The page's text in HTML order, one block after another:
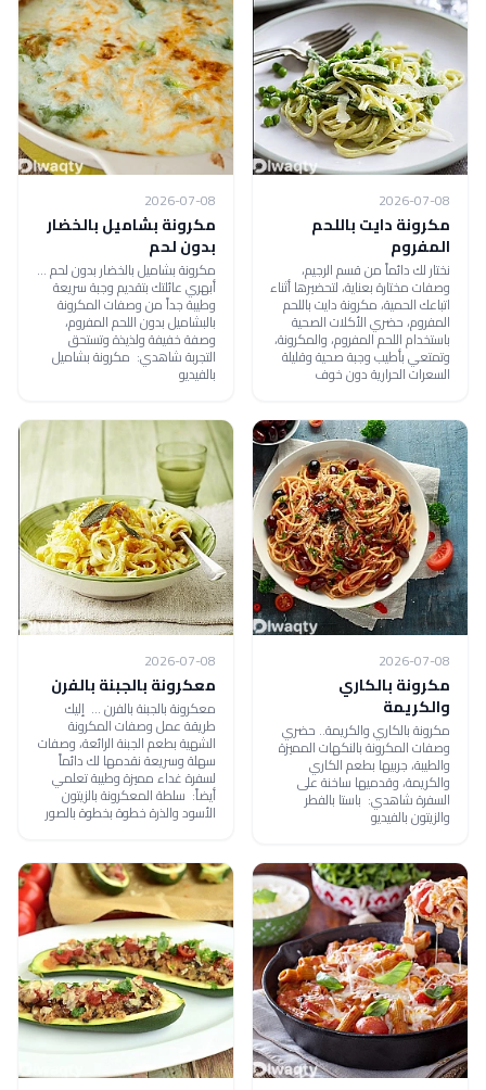
2026-07-08
مكرونة دايت باللحم
المفروم
نختار لك دائماً من قسم الرجيم،
وصفات مختارة بعناية، لتحضيرها أثناء
اتباعك الحمية، مكرونة دايت باللحم
المفروم، حضري الأكلات الصحية
باستخدام اللحم المفروم، والمكرونة،
وتمتعي بأطيب وجبة صحية وقليلة
السعرات الحرارية دون خوف
2026-07-08
مكرونة بشاميل بالخضار
بدون لحم
مكرونة بشاميل بالخضار بدون لحم ...
أبهري عائلتك بتقديم وجبة سريعة
وطيبة جداً من وصفات المكرونة
بالبشاميل بدون اللحم المفروم،
وصفة خفيفة ولذيذة وتستحق
التجربة شاهدي: مكرونة بشاميل
بالفيديو
2026-07-08
مكرونة بالكاري
والكريمة
مكرونة بالكاري والكريمة.. حضري
وصفات المكرونة بالنكهات المميزة
والطيبة، جربيها بطعم الكاري
والكريمة، وقدميها ساخنة على
السفرة شاهدي: باستا بالفطر
والزيتون بالفيديو
2026-07-08
معكرونة بالجبنة بالفرن
معكرونة بالجبنة بالفرن ... إليك
طريقة عمل وصفات المكرونة
الشهية بطعم الجبنة الرائعة، وصفات
سهلة وسريعة نقدمها لك دائماً
لسفرة غداء مميزة وطيبة تعلمي
أيضاً: سلطة المعكرونة بالزيتون
الأسود والذرة خطوة بخطوة بالصور